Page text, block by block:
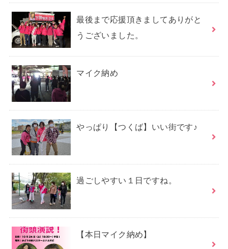
最後まで応援頂きましてありがと
うございました。
マイク納め
やっぱり【つくば】いい街です♪
過ごしやすい１日ですね。
【本日マイク納め】